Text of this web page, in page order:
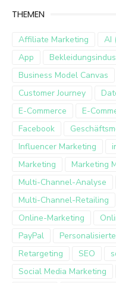
THEMEN
Affiliate Marketing AI
App
Business Model Canvas
Customer Journey
E-Commerce
E-
Facebook
Influencer Marketing
Marketing
Marketing
Multi-Channel-Analyse
Multi-Channel-Retailing
Online-Marketing
PayPal
Retargeting
SEO
Social Media Marketing